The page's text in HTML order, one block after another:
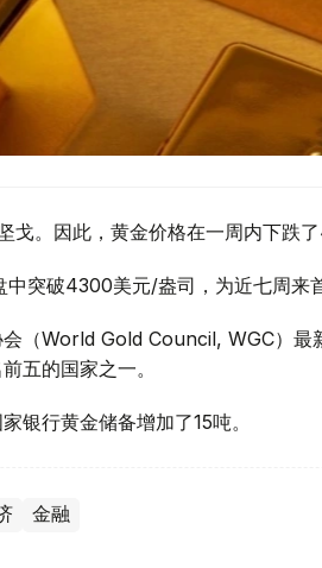
戈。因此，黄金价格在一周内下跌了
突破4300美元/盎司，为近七周来首
会（World Gold Council, WGC）
五的国家之一。
银行黄金储备增加了15吨。
金融